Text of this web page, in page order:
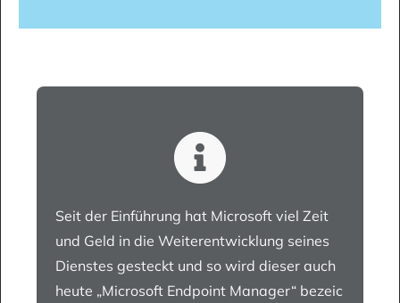
Seit der Einführung hat Microsoft viel Zeit
und Geld in die Weiterentwicklung seines
Dienstes gesteckt und so wird dieser auch
heute „Microsoft Endpoint Manager“ bezeic